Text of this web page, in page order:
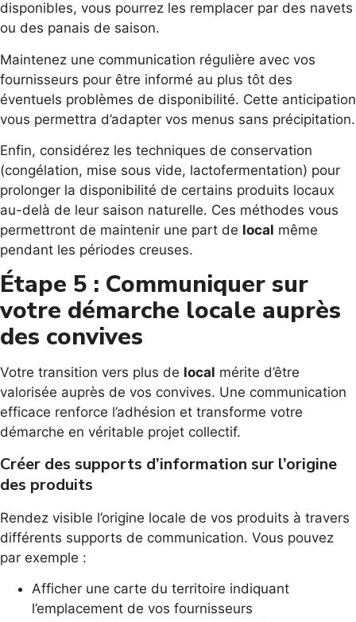
disponibles, vous pourrez les remplacer par des navets
ou des panais de saison.
Maintenez une communication régulière avec vos
fournisseurs pour être informé au plus tôt des
éventuels problèmes de disponibilité. Cette anticipation
vous permettra d’adapter vos menus sans précipitation.
Enfin, considérez les techniques de conservation
(congélation, mise sous vide, lactofermentation) pour
prolonger la disponibilité de certains produits locaux
au-delà de leur saison naturelle. Ces méthodes vous
permettront de maintenir une part de local même
pendant les périodes creuses.
Étape 5 : Communiquer sur
votre démarche locale auprès
des convives
Votre transition vers plus de local mérite d’être
valorisée auprès de vos convives. Une communication
efficace renforce l’adhésion et transforme votre
démarche en véritable projet collectif.
Créer des supports d’information sur l’origine
des produits
Rendez visible l’origine locale de vos produits à travers
différents supports de communication. Vous pouvez
par exemple :
Afficher une carte du territoire indiquant
l’emplacement de vos fournisseurs